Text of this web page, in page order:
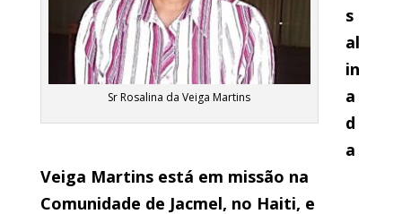
Sr Rosalina da Veiga Martins
s
al
in
a
d
a
Veiga Martins está em missão na
Comunidade de Jacmel, no Haiti, e